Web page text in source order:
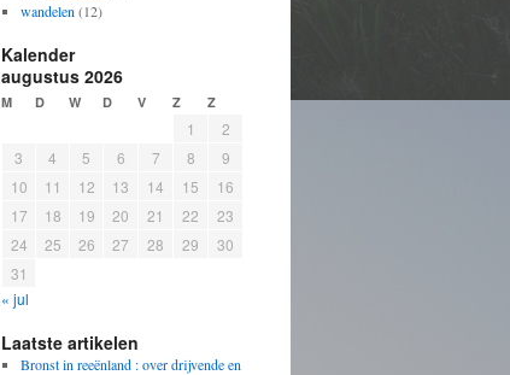
wandelen (12)
Kalender
augustus 2026
M D W D V Z Z
« jul
1
2
3
4 5 6 7 8
9
10
11 12 13 14 15
16
17
18 19 20 21 22
23
24
25 26 27 28 29
30
31
Laatste artikelen
Bronst in reeënland : over drijvende en